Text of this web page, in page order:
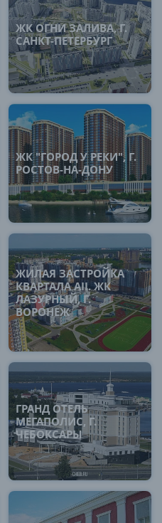
ЖК ОГНИ ЗАЛИВА, Г.
САНКТ-ПЕТЕРБУРГ
ЖК "ГОРОД У РЕКИ", Г.
РОСТОВ-НА-ДОНУ
ЖИЛАЯ ЗАСТРОЙКА
КВАРТАЛА AII. ЖК
ЛАЗУРНЫЙ, Г.
ВОРОНЕЖ
ГРАНД ОТЕЛЬ
МЕГАПОЛИС, Г.
ЧЕБОКСАРЫ